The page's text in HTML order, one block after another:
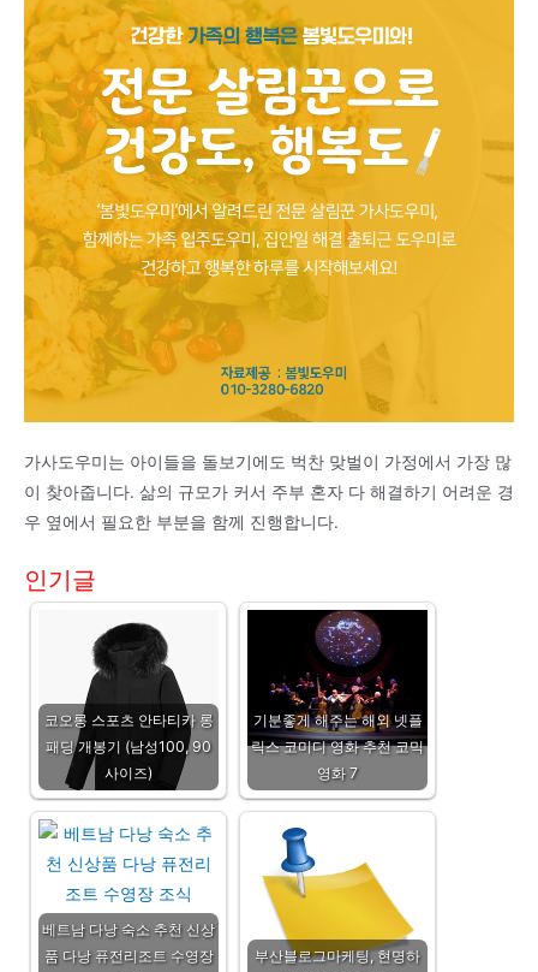
가사도우미는 아이들을 돌보기에도 벅찬 맞벌이 가정에서 가장 많
이 찾아줍니다. 삶의 규모가 커서 주부 혼자 다 해결하기 어려운 경
우 옆에서 필요한 부분을 함께 진행합니다.
인기글
코오롱 스포츠 안타티카 롱
패딩 개봉기 (남성100, 90
사이즈)
기분좋게 해주는 해외 넷플
릭스 코미디 영화 추천 코믹
영화 7
베트남 다낭 숙소 추천 신상
품 다낭 퓨전리조트 수영장
부산블로그마케팅, 현명하